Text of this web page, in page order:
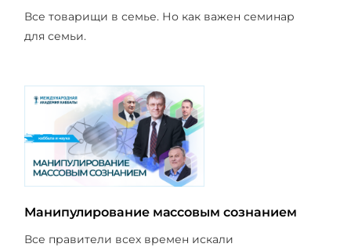
Все товарищи в семье. Но как важен семинар
для семьи.
Манипулирование массовым сознанием
Все правители всех времен искали